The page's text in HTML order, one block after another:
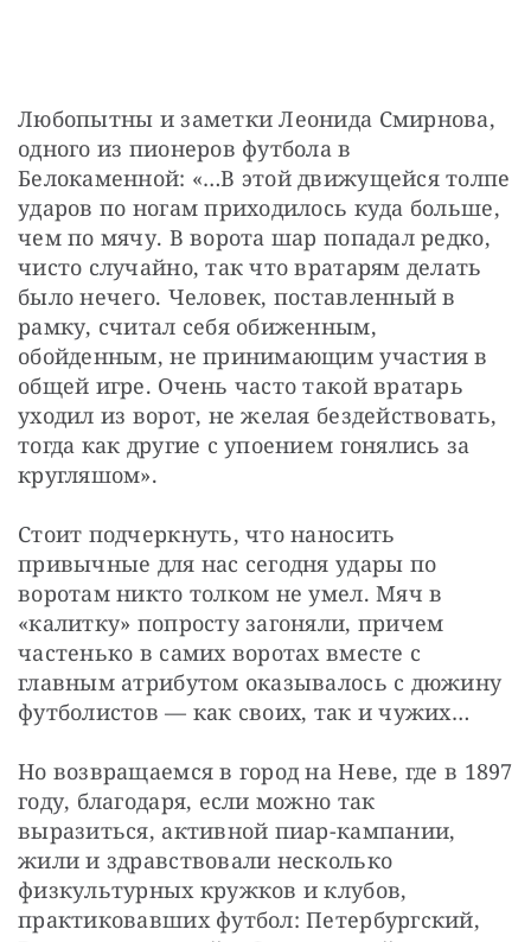
Любопытны и заметки Леонида Смирнова,
одного из пионеров футбола в
Белокаменной: «…В этой движущейся толпе
ударов по ногам приходилось куда больше,
чем по мячу. В ворота шар попадал редко,
чисто случайно, так что вратарям делать
было нечего. Человек, поставленный в
рамку, считал себя обиженным,
обойденным, не принимающим участия в
общей игре. Очень часто такой вратарь
уходил из ворот, не желая бездействовать,
тогда как другие с упоением гонялись за
кругляшом».
Стоит подчеркнуть, что наносить
привычные для нас сегодня удары по
воротам никто толком не умел. Мяч в
«калитку» попросту загоняли, причем
частенько в самих воротах вместе с
главным атрибутом оказывалось с дюжину
футболистов — как своих, так и чужих…
Но возвращаемся в город на Неве, где в 1897
году, благодаря, если можно так
выразиться, активной пиар-кампании,
жили и здравствовали несколько
физкультурных кружков и клубов,
практиковавших футбол: Петербургский,